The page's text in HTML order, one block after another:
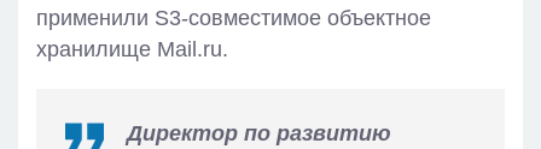
применили S3-совместимое объектное
хранилище Mail.ru.
Директор по развитию